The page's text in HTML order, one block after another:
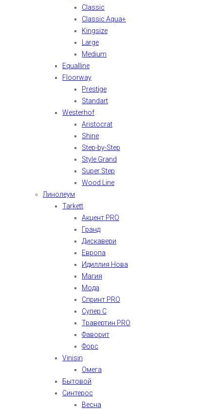
Classic
Classic Aqua+
Kingsize
Large
Medium
Equalline
Floorway
Prestige
Standart
Westerhof
Aristocrat
Shine
Step-by-Step
Style Grand
Super Step
Wood Line
Линолеум
Tarkett
Акцент PRO
Гранд
Дискавери
Европа
Идиллия Нова
Магия
Мода
Спринт PRO
Супер С
Травертин PRO
Фаворит
Форс
Vinisin
Омега
Бытовой
Синтерос
Весна